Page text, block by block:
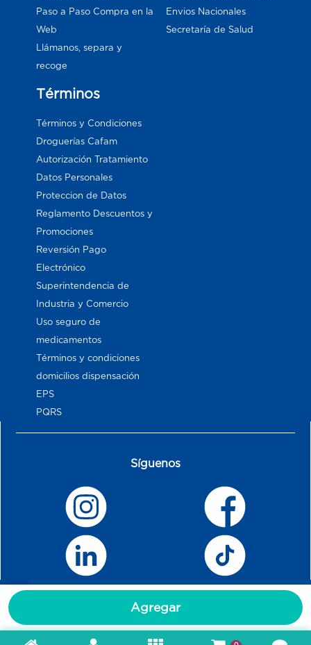
Agregar
Paso a Paso Compra en la
Web
Llámanos, separa y
recoge
Envios Nacionales
Secretaría de Salud
Términos
Términos y Condiciones
Droguerías Cafam
Autorización Tratamiento
Datos Personales
Proteccion de Datos
Reglamento Descuentos y
Promociones
Reversión Pago
Electrónico
Superintendencia de
Industria y Comercio
Uso seguro de
medicamentos
Términos y condiciones
domicilios dispensación
EPS
PQRS
Síguenos